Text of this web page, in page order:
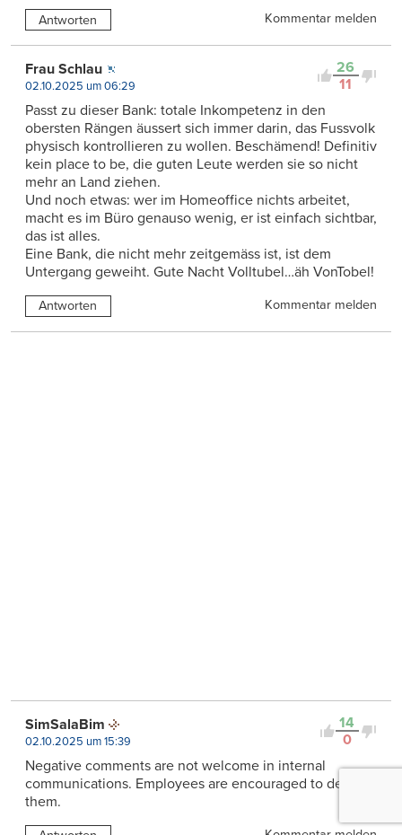
Antworten Kommentar melden
26
11
Frau Schlau
02.10.2025 um 06:29
Passt zu dieser Bank: totale Inkompetenz in den
obersten Rängen äussert sich immer darin, das Fussvolk
physisch kontrollieren zu wollen. Beschämend! Definitiv
kein place to be, die guten Leute werden sie so nicht
mehr an Land ziehen.
Und noch etwas: wer im Homeoffice nichts arbeitet,
macht es im Büro genauso wenig, er ist einfach sichtbar,
das ist alles.
Eine Bank, die nicht mehr zeitgemäss ist, ist dem
Untergang geweiht. Gute Nacht Volltubel…äh VonTobel!
Antworten Kommentar melden
14
0
SimSalaBim
02.10.2025 um 15:39
Negative comments are not welcome in internal
communications. Employees are encouraged to delete
them.